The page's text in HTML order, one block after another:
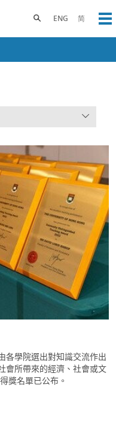
ENG 简
Toggle search panel
各學院選出對知識交流作出
會所帶來的經濟、社會或文
獎名單已公布。